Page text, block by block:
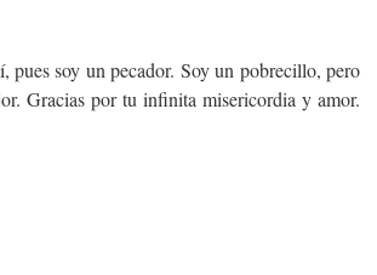
soy un pecador. Soy un pobrecillo, pero
Gracias por tu infinita misericordia y amor.